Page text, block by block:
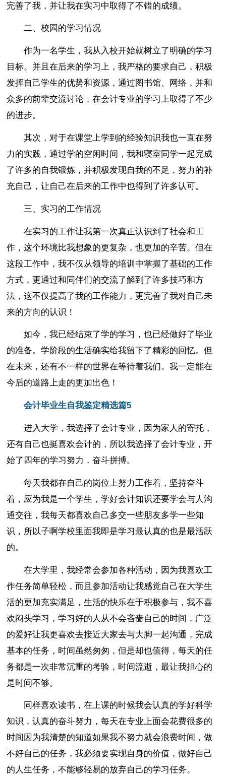
完善了我，并让我在实习中取得了不错的成绩。
二、校园的学习情况
作为一名学生，我从入校开始就树立了明确的学习
目标。并且在后来的学习上，我严格的要求自己，积极
发挥自己学生的优势和资源，通过图书馆、网络，并和
众多的前辈交流讨论，在会计专业的学习上取得了不少
的进步。
其次，对于在课堂上学到的经验知识我也一直在努
力的实践，通过学的空闲时间，我和寝室同学一起完成
了许多的自我锻炼，并积极发现自我的不足，努力的补
充自己，让自己在后来的工作中也得到了许多认可。
三、实习的工作情况
在实习的工作让我第一次真正认识到了社会和工
作，这个环境比我想象的更复杂，也更加的辛苦。但在
这段工作中，我不仅从领导的培训中掌握了基础的工作
方式，更通过和同伴们的交流了解到了许多技巧和方
法，这不仅提高了我的工作能力，更完善了我对自己未
来的方向的认识！
如今，我已经结束了学的学习，也已经做好了毕业
的准备。学阶段的生活确实给我留下了精彩的回忆。但
在未来，还有不一样的世界在等待着我们。我一定能在
今后的道路上走的更加出色！
会计毕业生自我鉴定精选篇5
进入大学，我选择了会计专业，因为家人的寄托，
还有自己也挺喜欢会计的，所以我选择了会计专业，开
始了四年的学习努力，奋斗拼搏。
每天我都在自己的岗位上努力工作着，坚持奋斗
着，应为我是一个学生，学好会计知识还要学会与人沟
通交往，我每天都喜欢自己多交一些朋友多学一些知
识，所以子啊学校里面我即是学习最认真的也是最活跃
的。
在大学里，我经常会参加各种活动，因为我喜欢工
作任务简单轻松，而且参加活动让我感觉自己在大学生
活的更加充实满足，生活的快乐在于积极参与，我不喜
欢闷头学习，学习好的人从不会吝啬自己的时间，广泛
的爱好让我更喜欢去接近大家去与大脚一起沟通，完成
基本的任务，时间虽然匆匆，但是却也值得，每天的任
务都是一次非常沉重的考验，时间流逝，最让我担心的
是时间不够。
同样喜欢读书，在上课的时候我会认真的学好科学
知识，认真的奋斗努力，每天在专业上面会花费很多的
时间因为我清楚的知道如果我不努力就会浪费时间，做
不好自己的任务，我必须要实现自身的价值，做好自己
的人生任务，不能够轻易的放弃自己的学习任务。